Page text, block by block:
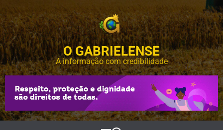
k
p
t
o
c
o
n
t
e
O GABRIELENSE
A informação com credibilidade